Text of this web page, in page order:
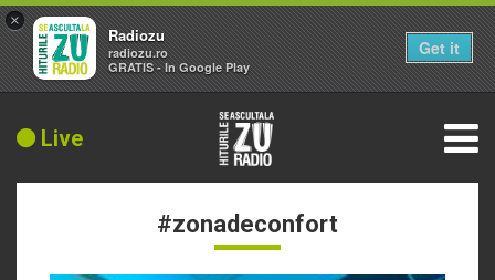
Live
#zonadeconfort
×
Radiozu
radiozu.ro
GRATIS - In Google Play
Get it